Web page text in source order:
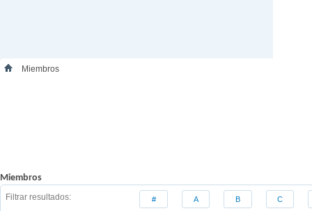
Miembros
Miembros
Filtrar resultados # A B C